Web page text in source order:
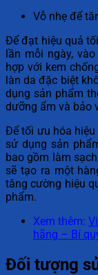
Vỗ nhẹ để
Để đạt hiệu quả
lần mỗi ngày,
hợp với kem
làn da đặc biệt
dụng sản phẩm
dưỡng ẩm và bảo
Để tối ưu hóa hiệu
sử dụng sản
bao gồm làm
sẽ tạo ra một
tăng cường hiệu
phẩm.
Xem thêm:
hãng – Bí
Đối tượng